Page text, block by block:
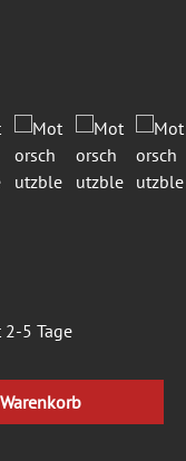
2-5 Tage